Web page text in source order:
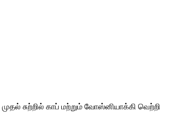
சுற்றில் காப் மற்றும் வோஸ்னியாக்கி வெற்றி